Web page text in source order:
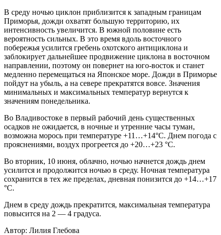
В среду ночью циклон приблизится к западным границам
Приморья, дожди охватят большую территорию, их
интенсивность увеличится. В южной половине есть
вероятность сильных. В это время вдоль восточного
побережья усилится гребень охотского антициклона и
заблокирует дальнейшее продвижение циклона в восточном
направлении, поэтому он повернет на юго-восток и станет
медленно перемещаться на Японское море. Дожди в Приморье
пойдут на убыль, а на севере прекратятся вовсе. Значения
минимальных и максимальных температур вернутся к
значениям понедельника.
Во Владивостоке в первый рабочий день существенных
осадков не ожидается, в ночные и утренние часы туман,
возможна морось при температуре +11…+14°С. Днем погода с
прояснениями, воздух прогреется до +20…+23 °С.
Во вторник, 10 июня, облачно, ночью начнется дождь днем
усилится и продолжится ночью в среду. Ночная температура
сохранится в тех же пределах, дневная понизится до +14…+17
°С.
Днем в среду дождь прекратится, максимальная температура
повысится на 2 — 4 градуса.
Автор: Лилия Глебова